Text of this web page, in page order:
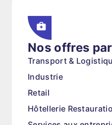
Nos offres
Transport &
Industrie
Retail
Hôtellerie